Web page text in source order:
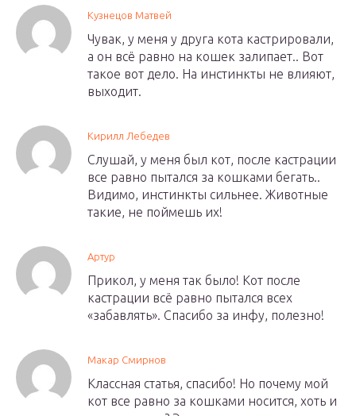
Кузнецов Матвей
Чувак, у меня у друга кота кастрировали,
а он всё равно на кошек залипает.. Вот
такое вот дело. На инстинкты не влияют,
выходит.
Кирилл Лебедев
Слушай, у меня был кот, после кастрации
все равно пытался за кошками бегать..
Видимо, инстинкты сильнее. Животные
такие, не поймешь их!
Артур
Прикол, у меня так было! Кот после
кастрации всё равно пытался всех
«забавлять». Спасибо за инфу, полезно!
Макар Смирнов
Классная статья, спасибо! Но почему мой
кот все равно за кошками носится, хоть и